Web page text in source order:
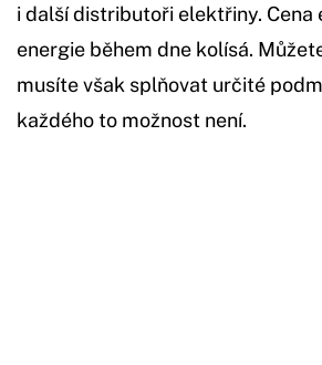
i další distributoři elektřiny. Cena
energie během dne kolísá.
musíte však splňovat určité
každého to možnost není.